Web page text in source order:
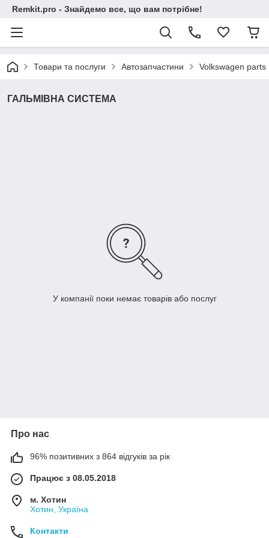
Remkit.pro - Знайдемо все, що вам потрібне!
Товари та послуги Автозапчастини Volkswagen parts
ГАЛЬМІВНА СИСТЕМА
У компанії поки немає товарів або послуг
Про нас
96% позитивних з 864 відгуків за рік
Працює з 08.05.2018
м. Хотин
Хотин, Україна
Контакти